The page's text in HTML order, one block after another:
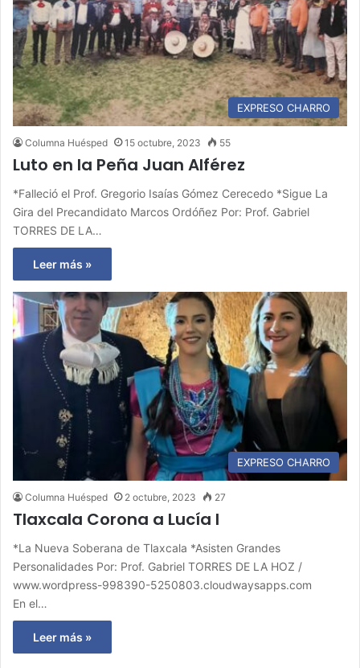
EXPRESO CHARRO
Columna Huésped 15 octubre, 2023 55
Luto en la Peña Juan Alférez
*Falleció el Prof. Gregorio Isaías Gómez Cerecedo *Sigue La
Gira del Precandidato Marcos Ordóñez Por: Prof. Gabriel
TORRES DE LA…
Leer más »
EXPRESO CHARRO
Columna Huésped 2 octubre, 2023 27
Tlaxcala Corona a Lucía I
*La Nueva Soberana de Tlaxcala *Asisten Grandes
Personalidades Por: Prof. Gabriel TORRES DE LA HOZ /
www.wordpress-998390-5250803.cloudwaysapps.com
En el…
Leer más »